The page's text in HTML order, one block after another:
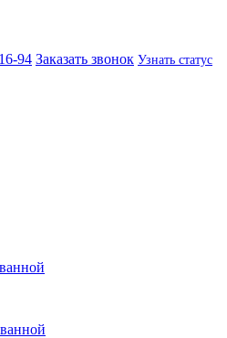
94 Заказать звонок Узнать статус